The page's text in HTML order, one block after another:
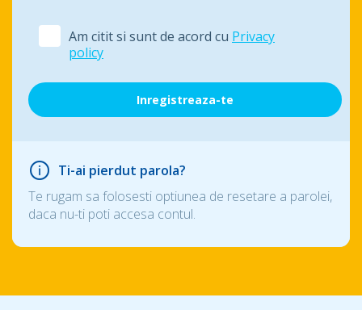
Am citit si sunt de acord cu Privacy
policy
Ti-ai pierdut parola?
Te rugam sa folosesti optiunea de resetare a parolei,
daca nu-ti poti accesa contul.